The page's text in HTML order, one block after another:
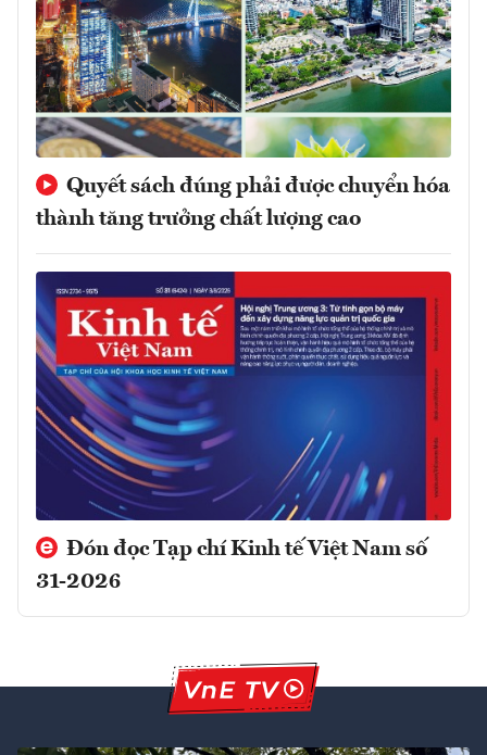
Quyết sách đúng phải được chuyển hóa
thành tăng trưởng chất lượng cao
Đón đọc Tạp chí Kinh tế Việt Nam số
31-2026